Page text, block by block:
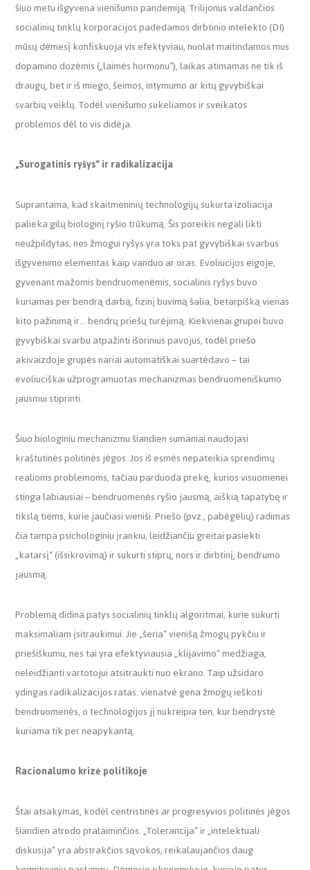
šiuo metu išgyvena vienišumo pandemiją. Trilijonus valdančios
socialinių tinklų korporacijos padedamos dirbtinio intelekto (DI)
mūsų dėmesį konfiskuoja vis efektyviau, nuolat maitindamos mus
dopamino dozėmis („laimės hormonu“), laikas atimamas ne tik iš
draugų, bet ir iš miego, šeimos, intymumo ar kitų gyvybiškai
svarbių veiklų. Todėl vienišumo sukeliamos ir sveikatos
problemos dėl to vis didėja.
„Surogatinis ryšys“ ir radikalizacija
Suprantama, kad skaitmeninių technologijų sukurta izoliacija
palieka gilų biologinį ryšio trūkumą. Šis poreikis negali likti
neužpildytas, nes žmogui ryšys yra toks pat gyvybiškai svarbus
išgyvenimo elementas kaip vanduo ar oras. Evoliucijos eigoje,
gyvenant mažomis bendruomenėmis, socialinis ryšys buvo
kuriamas per bendrą darbą, fizinį buvimą šalia, betarpišką vienas
kito pažinimą ir… bendrų priešų turėjimą. Kiekvienai grupei buvo
gyvybiškai svarbu atpažinti išorinius pavojus, todėl priešo
akivaizdoje grupės nariai automatiškai suartėdavo – tai
evoliuciškai užprogramuotas mechanizmas bendruomeniškumo
jausmui stiprinti.
Šiuo biologiniu mechanizmu šiandien sumaniai naudojasi
kraštutinės politinės jėgos. Jos iš esmės nepateikia sprendimų
realioms problemoms, tačiau parduoda prekę, kurios visuomenei
stinga labiausiai – bendruomenės ryšio jausmą, aiškią tapatybę ir
tikslą tiems, kurie jaučiasi vieniši. Priešo (pvz., pabėgėlių) radimas
čia tampa psichologiniu įrankiu, leidžiančiu greitai pasiekti
„katarsį“ (išsikrovimą) ir sukurti stiprų, nors ir dirbtinį, bendrumo
jausmą.
Problemą didina patys socialinių tinklų algoritmai, kurie sukurti
maksimaliam įsitraukimui. Jie „šeria“ vienišą žmogų pykčiu ir
priešiškumu, nes tai yra efektyviausia „klijavimo“ medžiaga,
neleidžianti vartotojui atsitraukti nuo ekrano. Taip užsidaro
ydingas radikalizacijos ratas: vienatvė gena žmogų ieškoti
bendruomenės, o technologijos jį nukreipia ten, kur bendrystė
kuriama tik per neapykantą.
Racionalumo krizė politikoje
Štai atsakymas, kodėl centristinės ar progresyvios politinės jėgos
šiandien atrodo pralaiminčios. „Tolerancija“ ir „intelektuali
diskusija“ yra abstrakčios sąvokos, reikalaujančios daug